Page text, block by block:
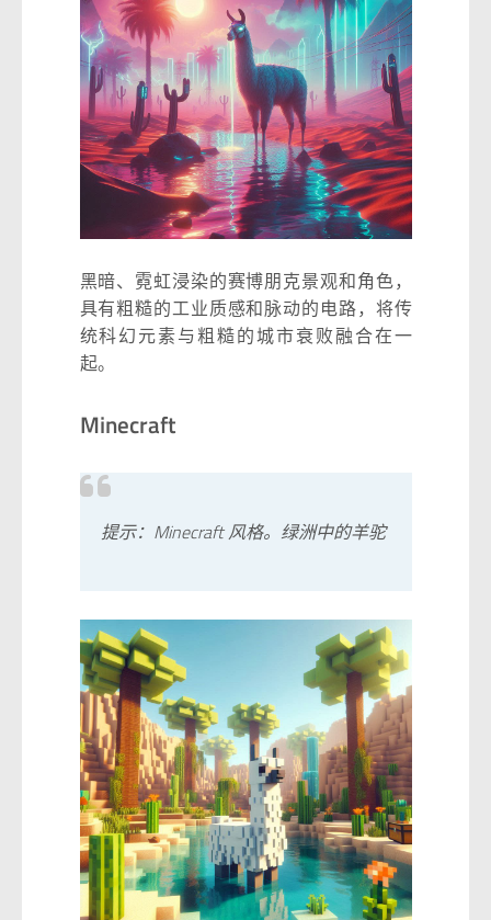
黑暗、霓虹浸染的赛博朋克景观和角色，
具有粗糙的工业质感和脉动的电路，将传
统科幻元素与粗糙的城市衰败融合在一
起。
Minecraft
提示：Minecraft 风格。绿洲中的羊驼